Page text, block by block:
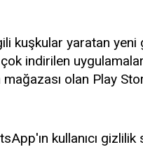
kuşkular yaratan yeni
indirilen
olan Play
kullanıcı gizlilik